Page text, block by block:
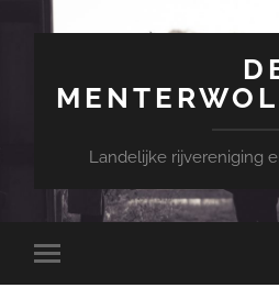
Landelijke rijvereniging
Toggle
mobiel